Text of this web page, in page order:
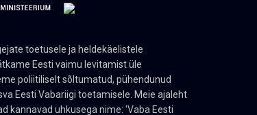
toetusele ja heldekäelistele
Eesti vaimu levitamist üle
poliitiliselt sõltumatud, pühendunud
Eesti Vabariigi toetamisele. Meie ajaleht
kannavad uhkusega nime: 'Vaba Eesti